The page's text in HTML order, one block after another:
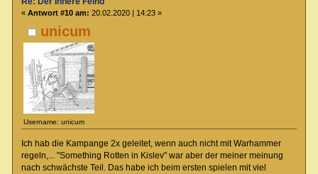
unicum
Username: unicum
« Antwort #10 am: 20.02.2020 | 14:23 »
Ich hab die Kampange 2x geleitet, wenn auch nicht mit Warhammer
regeln,... "Something Rotten in Kislev" war aber der meiner meinung
nach schwächste Teil. Das habe ich beim ersten spielen mit viel